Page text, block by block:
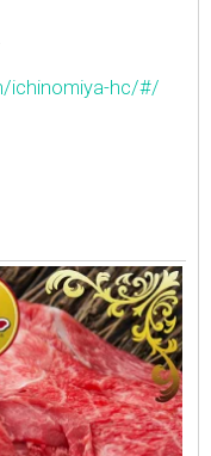
ichinomiya-hc/#/